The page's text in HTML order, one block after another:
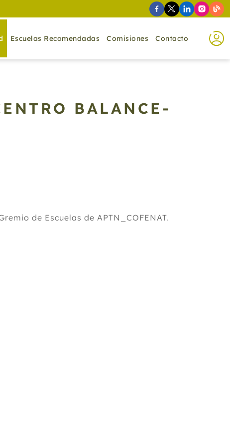
Escuelas Recomendadas Comisiones Contacto
BALANCE-
de Escuelas de APTN_COFENAT.